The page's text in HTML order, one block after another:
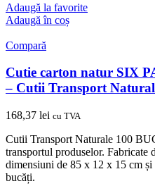
Adaugă la favorite
Adaugă în coș
Compară
Cutie carton natur SIX
– Cutii Transport
168,37 lei cu TVA
Cutii Transport Naturale 100
transportul produselor. Fabricate
dimensiuni de 85 x 12 x 15 cm
bucăți.